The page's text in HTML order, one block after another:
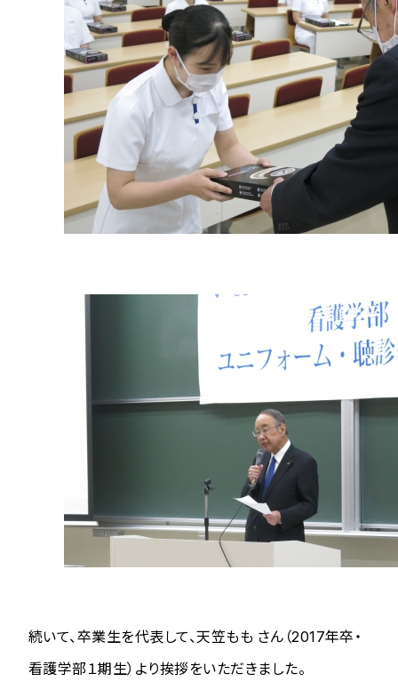
続いて、卒業生を代表して、天笠もも さん（2017年卒・
看護学部１期生）より挨拶をいただきました。